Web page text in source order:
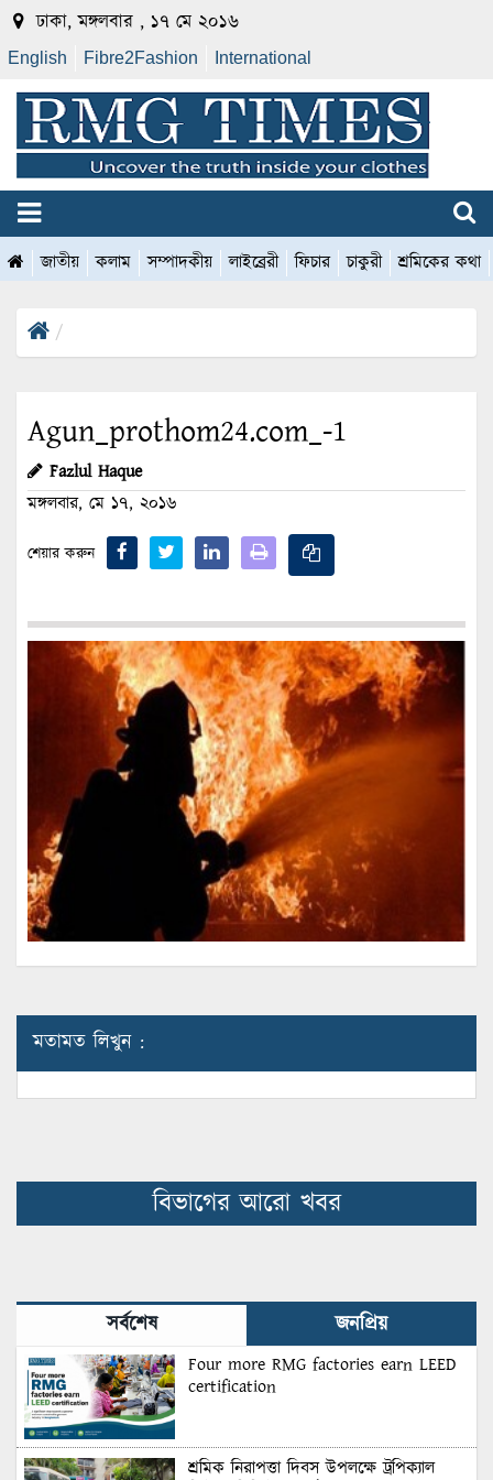
ঢাকা, মঙ্গলবার , ১৭ মে ২০১৬
English Fibre2Fashion International
জাতীয় কলাম সম্পাদকীয় লাইব্রেরী ফিচার চাকুরী শ্রমিকের কথা
Agun_prothom24.com_-1
Fazlul Haque
মঙ্গলবার, মে ১৭, ২০১৬
শেয়ার করুন
মতামত লিখুন :
বিভাগের আরো খবর
সর্বশেষ জনপ্রিয়
Four more RMG factories earn LEED
certification
শ্রমিক নিরাপত্তা দিবস উপলক্ষে ট্রপিক্যাল